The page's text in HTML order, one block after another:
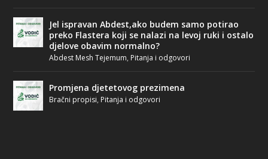
Jel ispravan Abdest,ako budem samo potirao
preko Flastera koji se nalazi na levoj ruki i ostalo
djelove obavim normalno?
Abdest Mesh Tejemum, Pitanja i odgovori
Promjena djetetovog prezimena
Bračni propisi, Pitanja i odgovori